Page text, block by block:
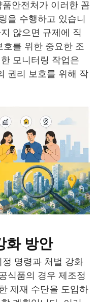
안전처가 이러한 꼼
을 수행하고 있습니
않으면 규제에 직
를 위한 중요한 조
모니터링 작업은
권리 보호를 위해 작
화 방안
명령과 처벌 강화
식품의 경우 제조정
제재 수단을 도입하